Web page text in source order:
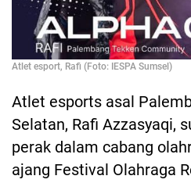
Atlet esport, Rafi (Foto: IESPA Sumsel)
Atlet esports asal
Selatan, Rafi Azzasyaqi,
perak dalam cabang
ajang Festival Olahraga